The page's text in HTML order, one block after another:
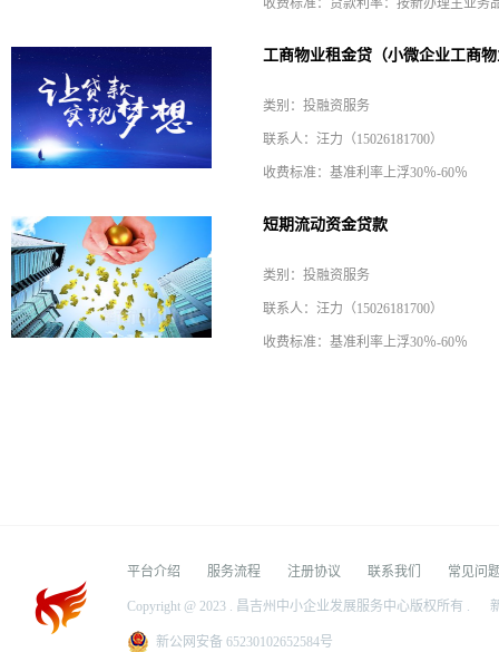
工商物业租金贷（小微企业工商
类别：投融资服务
联系人：汪力（15026181700）
收费标准：基准利率上浮30％-60％
短期流动资金贷款
类别：投融资服务
联系人：汪力（15026181700）
收费标准：基准利率上浮30％-60％
平台介绍 服务流程 注册协议 联系我们 常见问
Copyright @ 2023 . 昌吉州中小企业发展服务中心版权所有 .
新公网安备 65230102652584号